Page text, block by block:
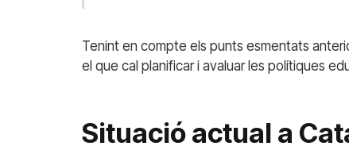
Tenint en compte els punts esmentats
el que cal planificar i avaluar les polítiques
Situació actual a